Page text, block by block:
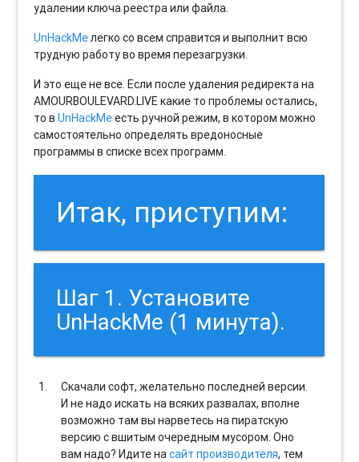
удалении ключа реестра или файла.
UnHackMeлегко со всем справится и выполнит всю
трудную работу во время перезагрузки.
И это еще не все. Если после удаления редиректа на
AMOURBOULEVARD.LIVE какие то проблемы остались,
то вUnHackMeесть ручной режим, в котором можно
самостоятельно определять вредоносные
программы в списке всех программ.
Итак, приступим:
Шаг 1. Установите
UnHackMe (1 минута).
Скачали софт, желательно последней версии.
И не надо искать на всяких развалах, вполне
возможно там вы нарветесь на пиратскую
версию с вшитым очередным мусором. Оно
вам надо? Идите насайт производителя, тем